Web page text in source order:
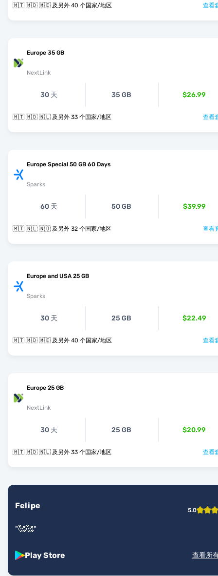
🇲🇹 🇲🇩 🇲🇪 及另外 40 个国家/地区 查看
Europe 35 GB
NextLink
30 天 35 GB $26.99
🇲🇹 🇲🇩 🇳🇱 及另外 33 个国家/地区 查看
Europe Special 50 GB 60 Days
Sparks
60 天 50 GB $39.99
🇲🇹 🇳🇱 🇳🇴 及另外 32 个国家/地区 查看
Europe and USA 25 GB
Sparks
30 天 25 GB $22.49
🇲🇹 🇲🇩 🇲🇪 及另外 40 个国家/地区 查看
Europe 25 GB
NextLink
30 天 25 GB $20.99
🇲🇹 🇲🇩 🇳🇱 及另外 33 个国家/地区 查看
Felipe 5.0
"🥰🥰"
Play Store 查看所